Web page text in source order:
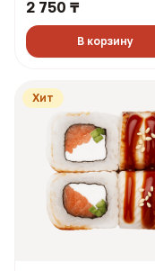
2 750 ₸
В корзину
Хит